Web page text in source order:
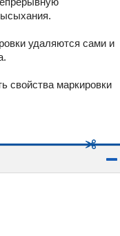
удаляются сами и
свойства маркировки